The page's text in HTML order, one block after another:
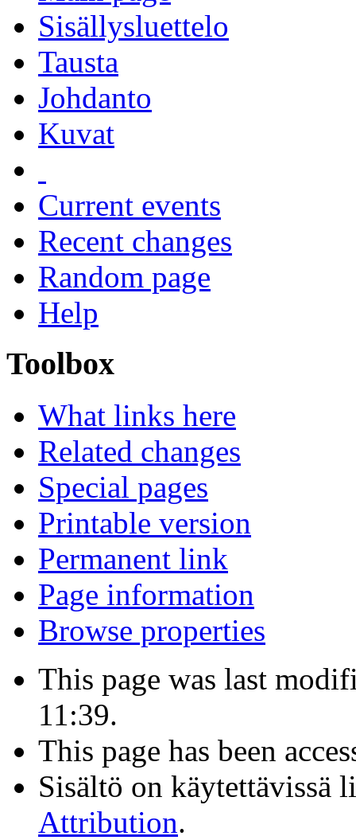
Sisällysluettelo
Tausta
Johdanto
Kuvat
Current events
Recent changes
Random page
Help
Toolbox
What links here
Related changes
Special pages
Printable version
Permanent link
Page information
Browse properties
This page was last
11:39.
This page has been
Sisältö on käytettävissä
Attribution.